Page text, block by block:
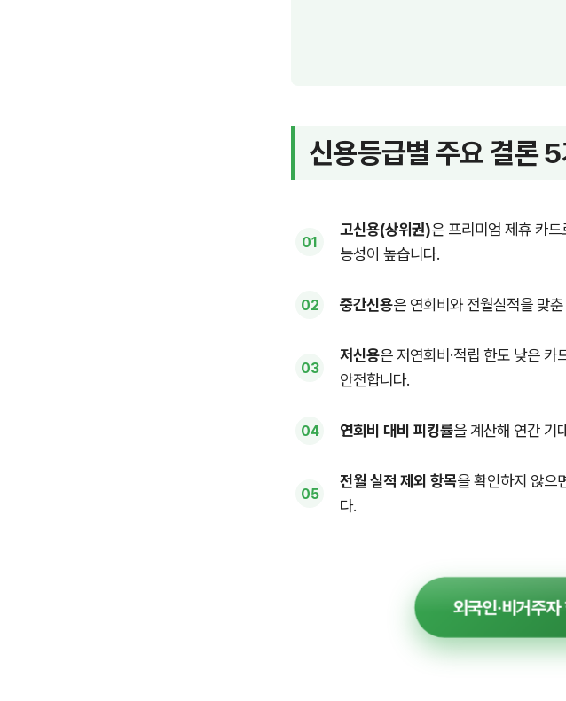
신용등급별 주요 결론 5
고신용(상위권)은 프리미엄 제휴 카
능성이 높습니다.
중간신용은 연회비와 전월실적을 맞
저신용은 저연회비·적립 한도 낮은 카
안전합니다.
연회비 대비 피킹률을 계산해 연간 기
전월 실적 제외 항목을 확인하지 않으
다.
외국인·비거주